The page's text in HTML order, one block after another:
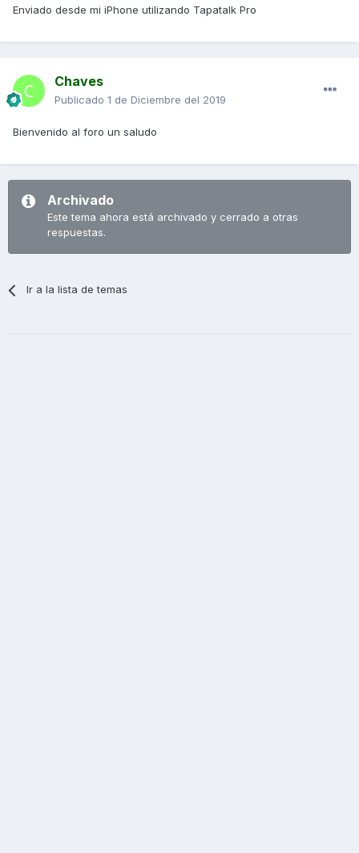
Enviado desde mi iPhone utilizando Tapatalk Pro
Chaves
Publicado 1 de Diciembre del 2019
Bienvenido al foro un saludo
Archivado
Este tema ahora está archivado y cerrado a otras
respuestas.
Ir a la lista de temas